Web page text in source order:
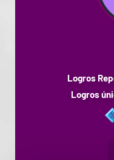
Logros
Logros